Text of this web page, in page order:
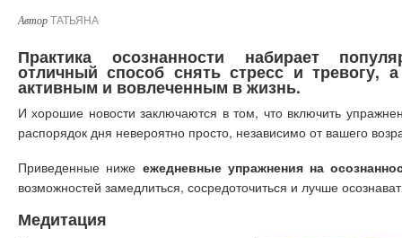
ТАТЬЯНА
Практика осознанности набирает
отличный способ снять стресс и тревогу,
активным и вовлеченным в жизнь.
И хорошие новости заключаются в том, что включить
распорядок дня невероятно просто, независимо от вашего
Приведенные ниже ежедневные упражнения на
возможностей замедлиться, сосредоточиться и лучше
Медитация